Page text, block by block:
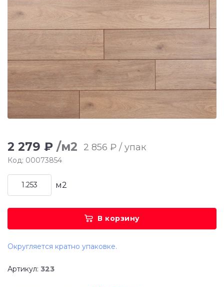
2 279 ₽ /м2 2 856 ₽ / упак
Код: 00073854
м2
В корзину
Округляется кратно упаковке.
Артикул: 323